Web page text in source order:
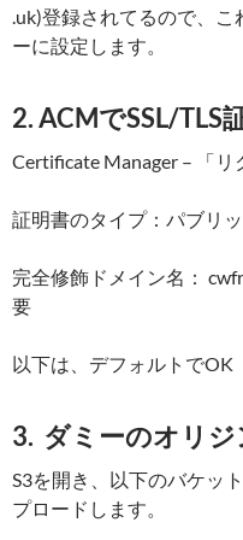
.uk)登録されてるので、
ーに設定します。
2. ACMでSSL/TLS
Certificate Manager – 「リ
証明書のタイプ：パブリ
完全修飾ドメイン名：
要
以下は、デフォルトでOK
3. ダミーのオリ
S3を開き、以下のバケッ
プロードします。